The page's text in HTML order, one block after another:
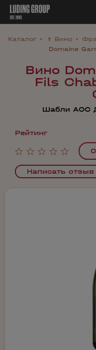
Каталог 🍷 Вино
Domaine
Вино
Fils
Шабли AОС
Рейтинг
Написать отзыв